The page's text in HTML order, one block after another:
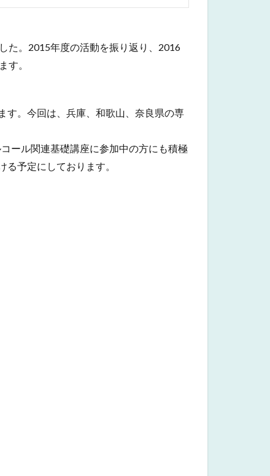
。2015年度の活動を振り返り、2016
す。
す。今回は、兵庫、和歌山、奈良県の専
ール関連基礎講座に参加中の方にも積極
予定にしております。